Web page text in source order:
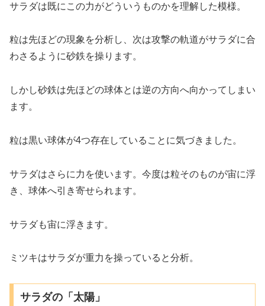
サラダは既にこの力がどういうものかを理解した模様。
粒は先ほどの現象を分析し、次は攻撃の軌道がサラダに合
わさるように砂鉄を操ります。
しかし砂鉄は先ほどの球体とは逆の方向へ向かってしまい
ます。
粒は黒い球体が4つ存在していることに気づきました。
サラダはさらに力を使います。今度は粒そのものが宙に浮
き、球体へ引き寄せられます。
サラダも宙に浮きます。
ミツキはサラダが重力を操っていると分析。
サラダの「太陽」